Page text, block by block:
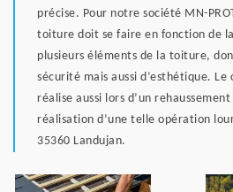
précise. Pour notre société MN-
toiture doit se faire en fonction de
plusieurs éléments de la toiture,
sécurité mais aussi d’esthétique.
réalise aussi lors d’un
réalisation d’une telle opération
35360 Landujan.